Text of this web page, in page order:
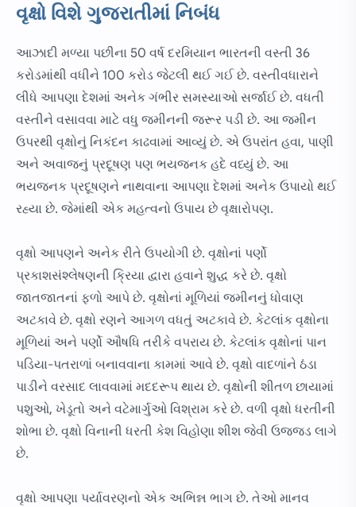
વૃક્ષો વિશે ગુજરાતીમાં નિબંધ
આઝાદી મળ્યા પછીના 50 વર્ષ દરમિયાન ભારતની વસ્તી 36
કરોડમાંથી વધીને 100 કરોડ જેટલી થઈ ગઈ છે. વસ્તીવધારાને
લીધે આપણા દેશમાં અનેક ગંભીર સમસ્યાઓ સર્જાઈ છે. વધતી
વસ્તીને વસાવવા માટે વધુ જમીનની જરૂર પડી છે. આ જમીન
ઉપરથી વૃક્ષોનું નિકંદન કાઢવામાં આવ્યું છે. એ ઉપરાંત હવા, પાણી
અને અવાજનું પ્રદૂષણ પણ ભયજનક હદે વધ્યું છે. આ
ભયજનક પ્રદૂષણને નાથવાના આપણા દેશમાં અનેક ઉપાયો થઈ
રહ્યા છે. જેમાંથી એક મહત્વનો ઉપાય છે વૃક્ષારોપણ.
વૃક્ષો આપણને અનેક રીતે ઉપયોગી છે. વૃક્ષોનાં પર્ણો
પ્રકાશસંશ્લેષણની ક્રિયા દ્વારા હવાને શુદ્ધ કરે છે. વૃક્ષો
જાતજાતનાં ફળો આપે છે. વૃક્ષોનાં મૂળિયાં જમીનનું ધોવાણ
અટકાવે છે. વૃક્ષો રણને આગળ વધતું અટકાવે છે. કેટલાંક વૃક્ષોના
મૂળિયાં અને પર્ણો ઔષધિ તરીકે વપરાય છે. કેટલાંક વૃક્ષોનાં પાન
પડિયા-પતરાળાં બનાવવાના કામમાં આવે છે. વૃક્ષો વાદળાંને ઠંડા
પાડીને વરસાદ લાવવામાં મદદરૂપ થાય છે. વૃક્ષોની શીતળ છાયામાં
પશુઓ, ખેડૂતો અને વટેમાર્ગુઓ વિશ્રામ કરે છે. વળી વૃક્ષો ધરતીની
શોભા છે. વૃક્ષો વિનાની ધરતી કેશ વિહોણા શીશ જેવી ઉજ્જડ લાગે
છે.
વૃક્ષો આપણા પર્યાવરણનો એક અભિન્ન ભાગ છે. તેઓ માનવ